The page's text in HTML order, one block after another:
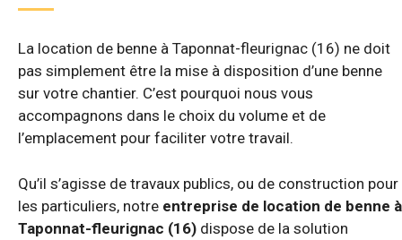
La location de benne à Taponnat-fleurignac (16) ne doit
pas simplement être la mise à disposition d’une benne
sur votre chantier. C’est pourquoi nous vous
accompagnons dans le choix du volume et de
l’emplacement pour faciliter votre travail.
Qu’il s’agisse de travaux publics, ou de construction pour
les particuliers, notre entreprise de location de benne à
Taponnat-fleurignac (16) dispose de la solution